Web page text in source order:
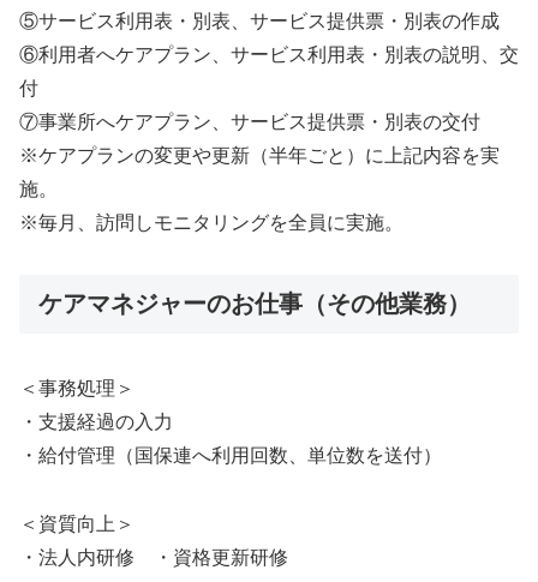
⑤サービス利用表・別表、サービス提供票・別表の作成
⑥利用者へケアプラン、サービス利用表・別表の説明、交
付
⑦事業所へケアプラン、サービス提供票・別表の交付
※ケアプランの変更や更新（半年ごと）に上記内容を実
施。
※毎月、訪問しモニタリングを全員に実施。
ケアマネジャーのお仕事（その他業務）
＜事務処理＞
・支援経過の入力
・給付管理（国保連へ利用回数、単位数を送付）
＜資質向上＞
・法人内研修 ・資格更新研修